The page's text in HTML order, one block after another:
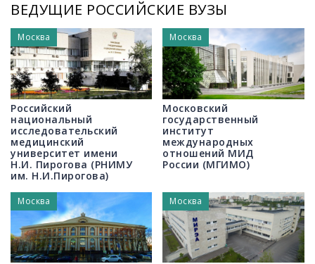
ВЕДУЩИЕ РОССИЙСКИЕ ВУЗЫ
Российский
национальный
исследовательский
медицинский
университет имени
Н.И. Пирогова (РНИМУ
им. Н.И.Пирогова)
Москва
Московский
государственный
институт
международных
отношений МИД
России (МГИМО)
Москва
Москва Москва